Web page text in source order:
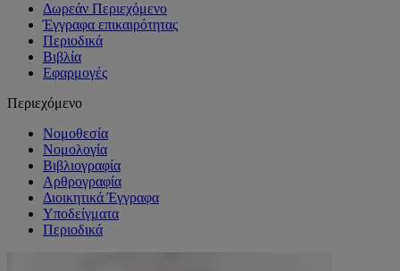
Δωρεάν Περιεχόμενο
Έγγραφα επικαιρότητας
Περιοδικά
Βιβλία
Εφαρμογές
Περιεχόμενο
Νομοθεσία
Νομολογία
Βιβλιογραφία
Αρθρογραφία
Διοικητικά Έγγραφα
Υποδείγματα
Περιοδικά